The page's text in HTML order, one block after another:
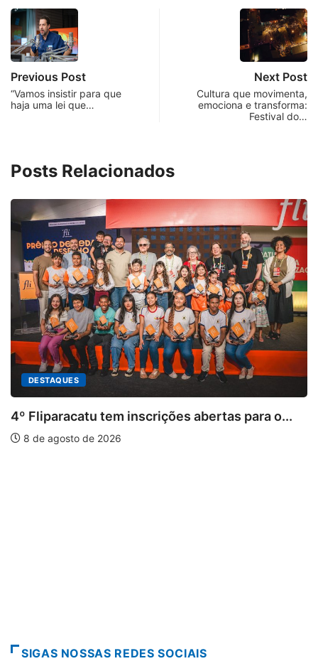
Previous Post
“Vamos insistir para que
haja uma lei que…
Next Post
Cultura que movimenta,
emociona e transforma:
Festival do…
Posts Relacionados
abertas para o...
SIGAS NOSSAS REDES SOCIAIS